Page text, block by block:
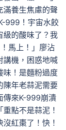
滿養生焦慮的聲
999！宇宙水餃
級的酸味了？我
馬上！」廖沾
講機，困惑地喊
味！是麵粉過度
陳年老蒜泥需要
傳來K-999崩潰
點不是蒜泥！
紅棗了！快！